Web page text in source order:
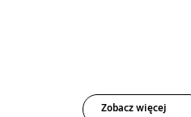
Zobacz więcej